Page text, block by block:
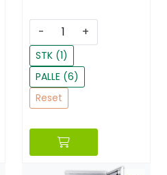
- +
STK (1)
PALLE (6)
Reset